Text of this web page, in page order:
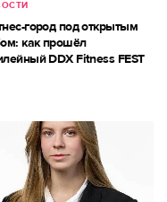
город под открытым
как прошёл
DDX Fitness FEST